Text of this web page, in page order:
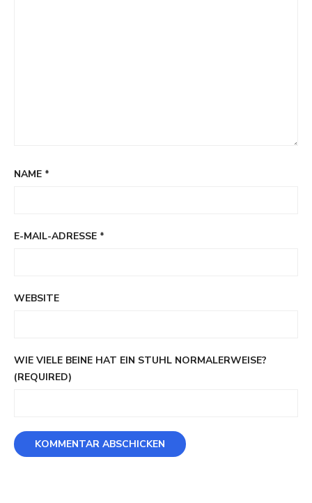
NAME *
E-MAIL-ADRESSE *
WEBSITE
WIE VIELE BEINE HAT EIN STUHL NORMALERWEISE?
(REQUIRED)